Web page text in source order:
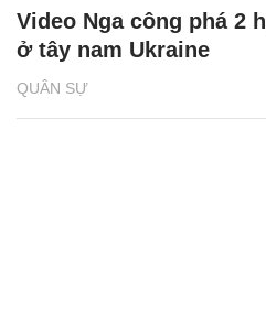
QUÂN SỰ
Video Nga công phá 2
ở tây nam Ukraine